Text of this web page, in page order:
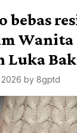
bebas
Luka
2026 by 8gptd